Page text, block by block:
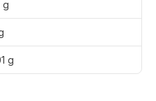
g
g